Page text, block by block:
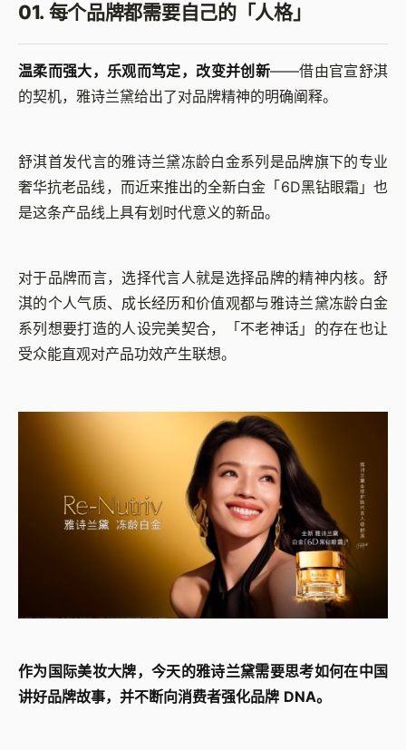
01. 每个品牌都需要自己的「人格」
温柔而强大，乐观而笃定，改变并创新——借由官宣舒淇
的契机，雅诗兰黛给出了对品牌精神的明确阐释。
舒淇首发代言的雅诗兰黛冻龄白金系列是品牌旗下的专业
奢华抗老品线，而近来推出的全新白金「6D黑钻眼霜」也
是这条产品线上具有划时代意义的新品。
对于品牌而言，选择代言人就是选择品牌的精神内核。舒
淇的个人气质、成长经历和价值观都与雅诗兰黛冻龄白金
系列想要打造的人设完美契合，「不老神话」的存在也让
受众能直观对产品功效产生联想。
作为国际美妆大牌，今天的雅诗兰黛需要思考如何在中国
讲好品牌故事，并不断向消费者强化品牌 DNA。